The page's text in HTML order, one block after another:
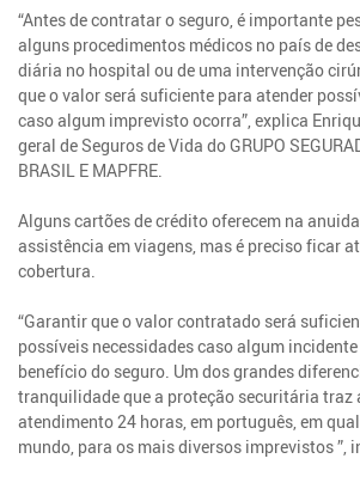
“Antes de contratar o seguro, é importante
alguns procedimentos médicos no país de
diária no hospital ou de uma intervenção
que o valor será suficiente para atender
caso algum imprevisto ocorra”, explica
geral de Seguros de Vida do GRUPO
BRASIL E MAPFRE.
Alguns cartões de crédito oferecem na
assistência em viagens, mas é preciso ficar
cobertura.
“Garantir que o valor contratado será
possíveis necessidades caso algum
benefício do seguro. Um dos grandes
tranquilidade que a proteção securitária traz
atendimento 24 horas, em português, em
mundo, para os mais diversos imprevistos ”,